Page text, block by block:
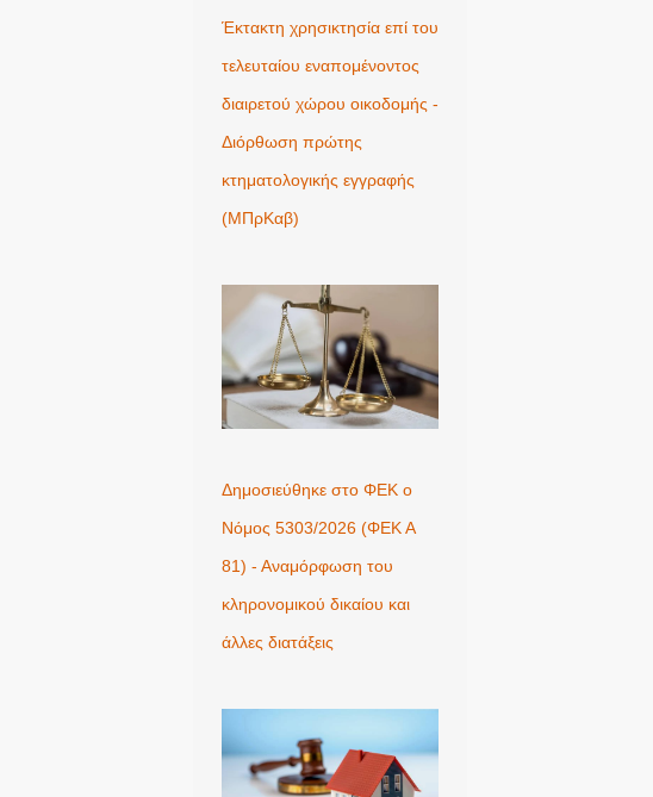
Έκτακτη χρησικτησία επί του
τελευταίου εναπομένοντος
διαιρετού χώρου οικοδομής -
Διόρθωση πρώτης
κτηματολογικής εγγραφής
(ΜΠρΚαβ)
Δημοσιεύθηκε στο ΦΕΚ ο
Νόμος 5303/2026 (ΦΕΚ Α
81) - Αναμόρφωση του
κληρονομικού δικαίου και
άλλες διατάξεις